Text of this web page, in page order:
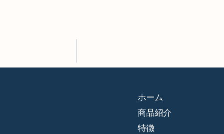
ホーム
商品紹介
特徴